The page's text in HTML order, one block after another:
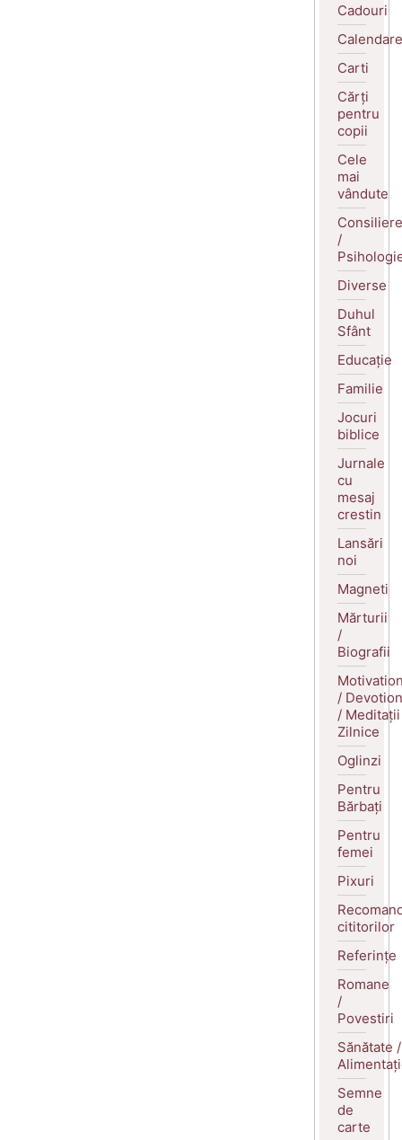
Cadouri
Calendare
Carti
Cărți
pentru
copii
Cele
mai
vândute
Consiliere
/
Diverse
Duhul
Sfânt
Educație
Familie
Jocuri
biblice
Jurnale
cu
mesaj
crestin
Lansări
noi
Magneti
Mărturii
/
Biografii
/
/ Meditații
Zilnice
Oglinzi
Pentru
Bărbați
Pentru
femei
Pixuri
cititorilor
Referințe
Romane
/
Povestiri
Sănătate /
Semne
de
carte